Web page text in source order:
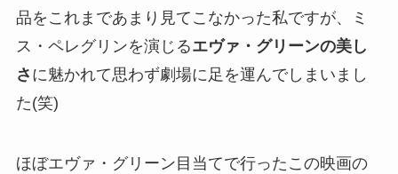
品をこれまであまり見てこなかった私ですが、ミ
ス・ペレグリンを演じるエヴァ・グリーンの美し
さ に魅かれて思わず劇場に足を運んでしまいまし
た(笑)
ほぼエヴァ・グリーン目当てで行ったこの映画の